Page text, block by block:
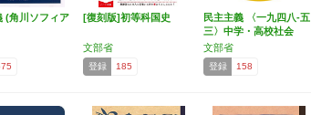
(角川ソフィア
[復刻版]初等科国史
文部省
登録 185
民主主義 〈一九四八‐五
三〉中学・高校社会
科…
文部省
登録 158